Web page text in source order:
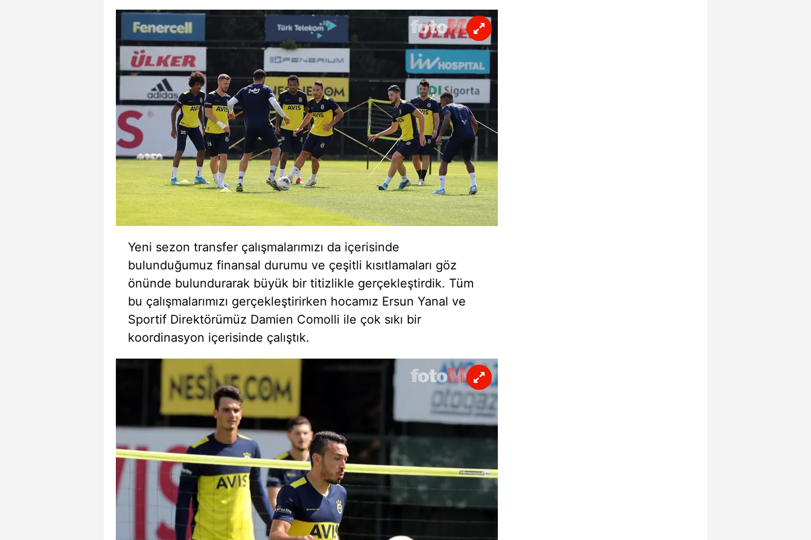
mevzuata uygun olarak kullanılan çerezlerle ilgili bilgi almak için lütfentıklayınız.
Yeni sezon transfer çalışmalarımızı da içerisinde
bulunduğumuz finansal durumu ve çeşitli kısıtlamaları göz
önünde bulundurarak büyük bir titizlikle gerçekleştirdik. Tüm
bu çalışmalarımızı gerçekleştirirken hocamız Ersun Yanal ve
Sportif Direktörümüz Damien Comolli ile çok sıkı bir
koordinasyon içerisinde çalıştık.